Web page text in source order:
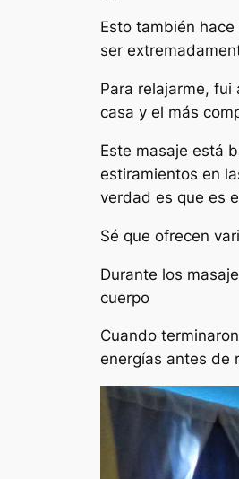
Esto también
ser
Para relajarme, fui
casa y el más
Este masaje está
estiramientos en
verdad es que es
Sé que ofrecen
Durante los
cuerpo
Cuando
energías antes de